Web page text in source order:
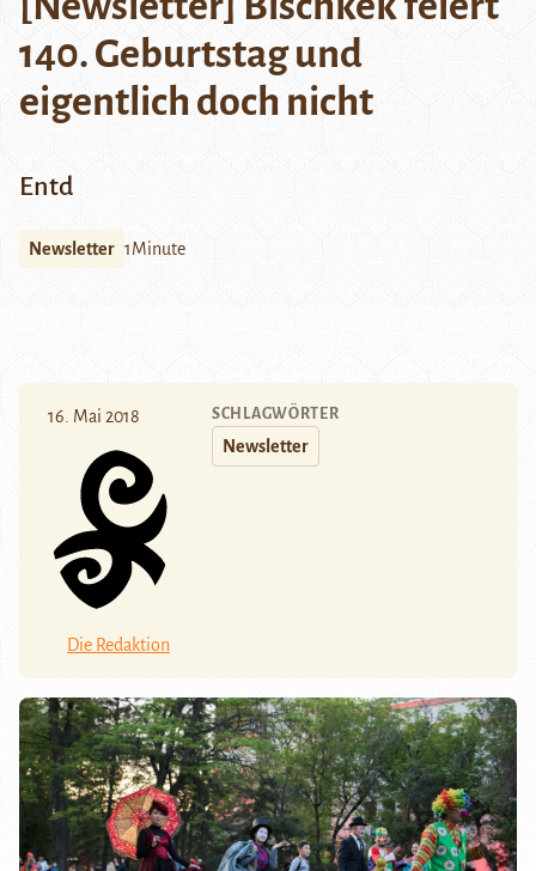
140. Geburtstag und
eigentlich doch nicht
Entd
Newsletter 1Minute
16. Mai 2018
Die Redaktion
SCHLAGWÖRTER
Newsletter